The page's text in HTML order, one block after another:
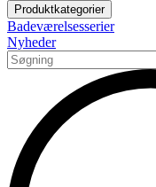
Produktkategorier
Badeværelsesserier
Nyheder